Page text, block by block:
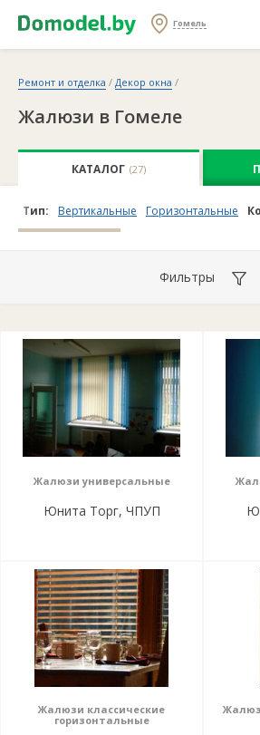
Гомель
Ремонт и отделка / Декор окна /
Жалюзи в Гомеле
КАТАЛОГ (27)
Тип: Вертикальные Горизонтальные
Фильтры
Жалюзи универсальные
Юнита Торг, ЧПУП
Жалюзи классические
горизонтальные